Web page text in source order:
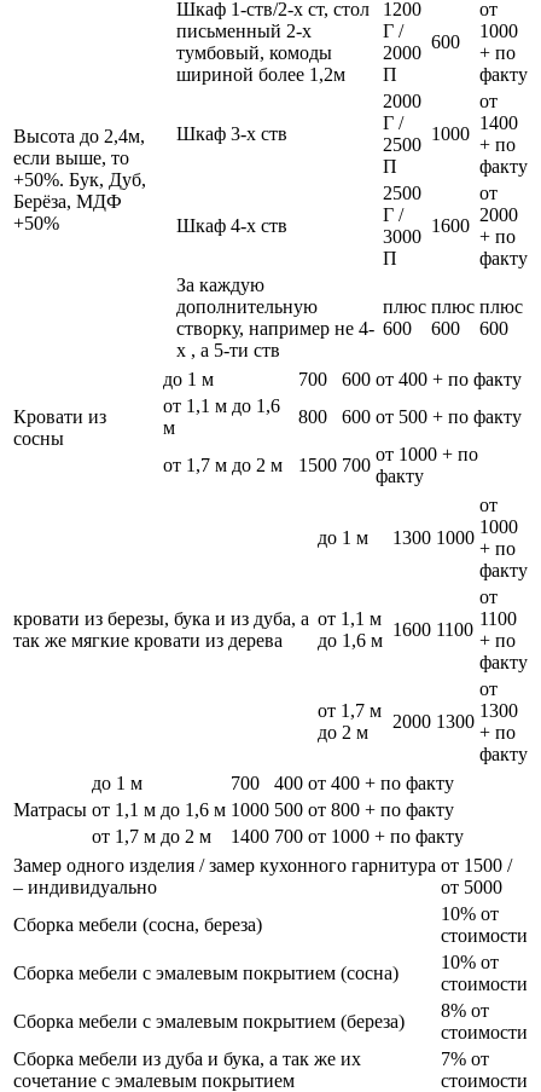
Высота до 2,4м,
если выше, то
+50%. Бук, Дуб,
Берёза, МДФ
+50%
Шкаф 1-ств/2-х ст, стол
письменный 2-х
тумбовый, комоды
шириной более 1,2м
1200
Г /
2000
П
600
от
1000
+ по
факту
Шкаф 3-х ств
2000
Г /
2500
П
1000
от
1400
+ по
факту
Шкаф 4-х ств
2500
Г /
3000
П
1600
от
2000
+ по
факту
За каждую
дополнительную
створку, например не 4-
х , а 5-ти ств
плюс
600
плюс
600
плюс
600
Кровати из
сосны
до 1 м 700 600 от 400 + по факту
от 1,1 м до 1,6
м
800 600 от 500 + по факту
от 1,7 м до 2 м 1500 700
от 1000 + по
факту
кровати из березы, бука и из дуба, а
так же мягкие кровати из дерева
до 1 м 1300 1000
от
1000
+ по
факту
от 1,1 м
до 1,6 м
1600 1100
от
1100
+ по
факту
от 1,7 м
до 2 м
2000 1300
от
1300
+ по
факту
Матрасы
до 1 м 700 400 от 400 + по факту
от 1,1 м до 1,6 м 1000 500 от 800 + по факту
от 1,7 м до 2 м
1400 700 от 1000 + по факту
Замер одного изделия / замер кухонного гарнитура
– индивидуально
от 1500 /
от 5000
Сборка мебели (сосна, береза)
10% от
стоимости
Сборка мебели с эмалевым покрытием (сосна)
10% от
стоимости
Сборка мебели с эмалевым покрытием (береза)
8% от
стоимости
Сборка мебели из дуба и бука, а так же их
сочетание с эмалевым покрытием
7% от
стоимости